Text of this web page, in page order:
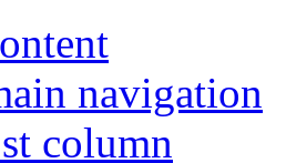
navigation
column